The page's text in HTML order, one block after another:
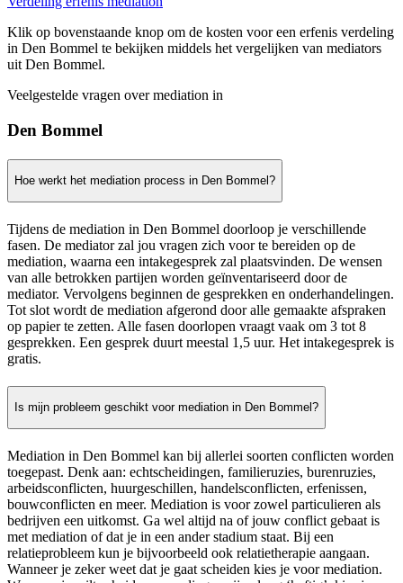
Klik op bovenstaande knop om de kosten voor een erfenis verdeling
in Den Bommel te bekijken middels het vergelijken van mediators
uit Den Bommel.
Veelgestelde vragen over mediation in
Den Bommel
Hoe werkt het mediation process in Den Bommel?
Tijdens de mediation in Den Bommel doorloop je verschillende
fasen. De mediator zal jou vragen zich voor te bereiden op de
mediation, waarna een intakegesprek zal plaatsvinden. De wensen
van alle betrokken partijen worden geïnventariseerd door de
mediator. Vervolgens beginnen de gesprekken en onderhandelingen.
Tot slot wordt de mediation afgerond door alle gemaakte afspraken
op papier te zetten. Alle fasen doorlopen vraagt vaak om 3 tot 8
gesprekken. Een gesprek duurt meestal 1,5 uur. Het intakegesprek is
gratis.
Is mijn probleem geschikt voor mediation in Den Bommel?
Mediation in Den Bommel kan bij allerlei soorten conflicten worden
toegepast. Denk aan: echtscheidingen, familieruzies, burenruzies,
arbeidsconflicten, huurgeschillen, handelsconflicten, erfenissen,
bouwconflicten en meer. Mediation is voor zowel particulieren als
bedrijven een uitkomst. Ga wel altijd na of jouw conflict gebaat is
met mediation of dat je in een ander stadium staat. Bij een
relatieprobleem kun je bijvoorbeeld ook relatietherapie aangaan.
Wanneer je zeker weet dat je gaat scheiden kies je voor mediation.